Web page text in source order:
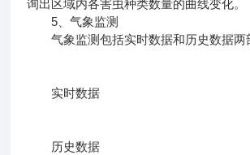
询出区域内各害虫种类数量的曲线变化。
5、气象监测
气象监测包括实时数据和历史数据两
实时数据
历史数据